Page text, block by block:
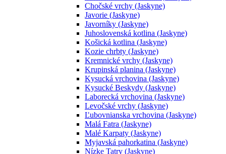
Chočské vrchy (Jaskyne)
Javorie (Jaskyne)
Javorníky (Jaskyne)
Juhoslovenská kotlina (Jaskyne)
Košická kotlina (Jaskyne)
Kozie chrbty (Jaskyne)
Kremnické vrchy (Jaskyne)
Krupinská planina (Jaskyne)
Kysucká vrchovina (Jaskyne)
Kysucké Beskydy (Jaskyne)
Laborecká vrchovina (Jaskyne)
Levočské vrchy (Jaskyne)
Ľubovnianska vrchovina (Jaskyne)
Malá Fatra (Jaskyne)
Malé Karpaty (Jaskyne)
Myjavská pahorkatina (Jaskyne)
Nízke Tatry (Jaskyne)